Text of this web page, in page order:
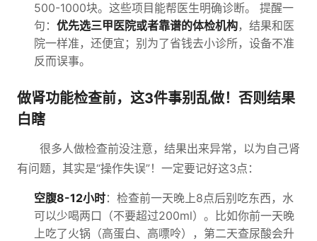
500-1000块。这些项目能帮医生明确诊断。 提醒一
句： 优先选三甲医院或者靠谱的体检机构，结果和医
院一样准，还便宜；别为了省钱去小诊所，设备不准
反而误事。
做肾功能检查前，这3件事别乱做！否则结果
白瞎
很多人做检查前没注意，结果出来异常，以为自己肾
有问题，其实是“操作失误”！一定要记好这3点：
空腹8-12小时：检查前一天晚上8点后别吃东西，水
可以少喝两口（不要超过200ml）。比如你前一天晚
上吃了火锅（高蛋白、高嘌呤），第二天查尿酸会升